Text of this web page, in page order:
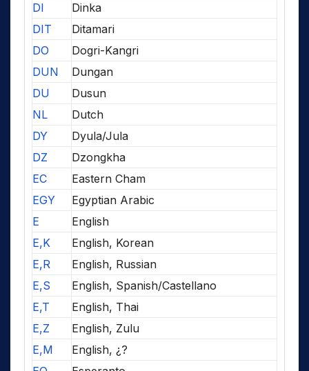
DI
Dinka
DIT
Ditamari
DO
Dogri-Kangri
DUN
Dungan
DU
Dusun
NL
Dutch
DY
Dyula/Jula
DZ
Dzongkha
EC
Eastern Cham
EGY
Egyptian Arabic
E
English
E,K
English, Korean
E,R
English, Russian
E,S
English, Spanish/Castellano
E,T
English, Thai
E,Z
English, Zulu
E,M
English, ¿?